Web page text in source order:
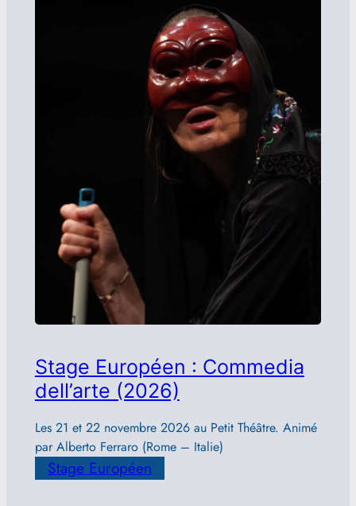
Stage Européen : Commedia
dell’arte (2026)
Les 21 et 22 novembre 2026 au Petit Théâtre. Animé
par Alberto Ferraro (Rome – Italie)
Stage Européen